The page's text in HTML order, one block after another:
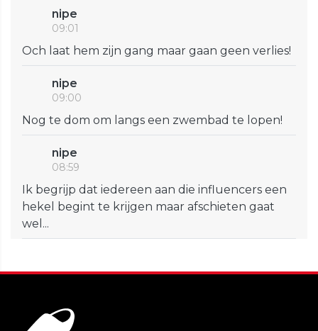
nipe
09:01
Och laat hem zijn gang maar gaan geen verlies!
nipe
09:00
Nog te dom om langs een zwembad te lopen!
nipe
08:59
Ik begrijp dat iedereen aan die influencers een
hekel begint te krijgen maar afschieten gaat
wel...